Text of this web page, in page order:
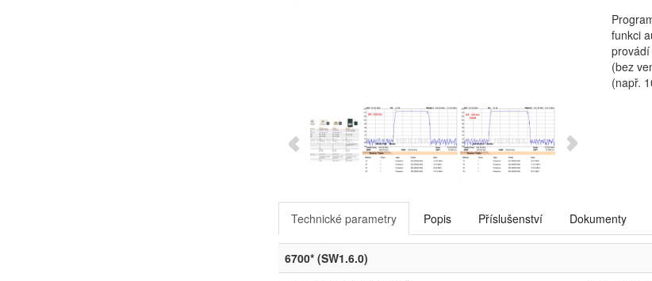
funkci
(bez
(např.
Technické parametry Popis Příslušenství Dokumenty
6700* (SW1.6.0)